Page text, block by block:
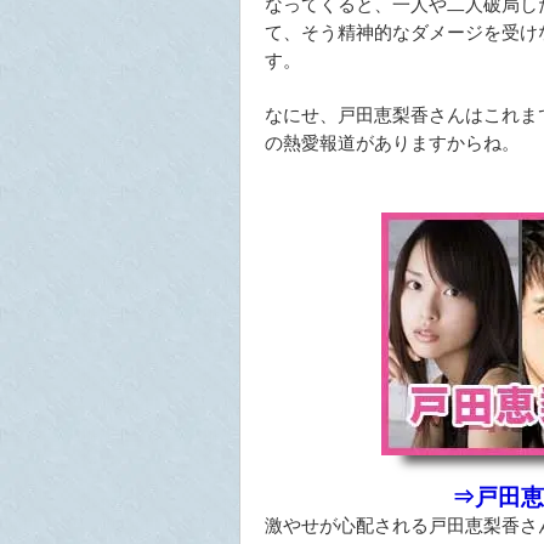
て、そう精神的なダメージを受け
す。
なにせ、戸田恵梨香さんはこれ
の熱愛報道がありますからね。
⇒戸田
激やせが心配される戸田恵梨香